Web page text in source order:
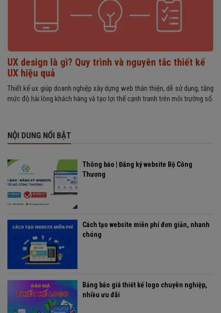
UX design là gì? Quy trình và nguyên tắc thiết kế
UX hiệu quả
Thiết kế ux giúp doanh nghiệp xây dựng web thân thiện, dễ sử dụng, tăng
mức độ hài lòng khách hàng và tạo lợi thế cạnh tranh trên môi trường số.
NỘI DUNG NỔI BẬT
Thông báo | Đăng ký website Bộ Công
Thương
Cách tạo website miễn phí đơn giản, nhanh
chóng
Bảng báo giá thiết kế logo chuyên nghiệp,
nhiều ưu đãi